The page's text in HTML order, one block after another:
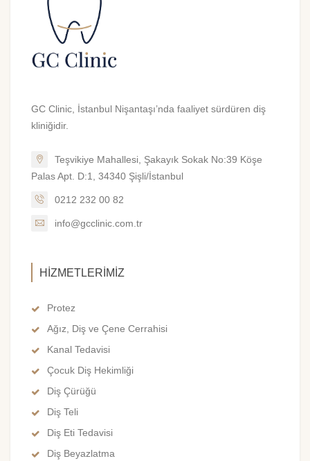
GC Clinic, İstanbul Nişantaşı’nda faaliyet sürdüren diş
kliniğidir.
Teşvikiye Mahallesi, Şakayık Sokak No:39 Köşe
Palas Apt. D:1, 34340 Şişli/İstanbul
0212 232 00 82
info@gcclinic.com.tr
HIZMETLERIMIZ
Protez
Ağız, Diş ve Çene Cerrahisi
Kanal Tedavisi
Çocuk Diş Hekimliği
Diş Çürüğü
Diş Teli
Diş Eti Tedavisi
Diş Beyazlatma